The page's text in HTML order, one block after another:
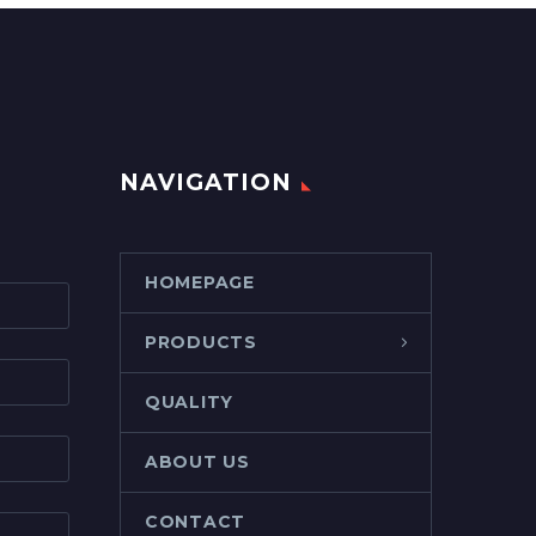
NAVIGATION
HOMEPAGE
PRODUCTS
QUALITY
ABOUT US
CONTACT